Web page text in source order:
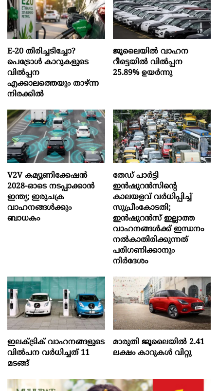
E-20 തിരിച്ചടിച്ചോ?
പെട്രോൾ കാറുകളുടെ
വിൽപ്പന
എക്കാലത്തെയും താഴ്ന്ന
നിരക്കിൽ
ജൂലൈയിൽ വാഹന
റീട്ടെയിൽ വിൽപ്പന
25.89% ഉയർന്നു
V2V കമ്യൂണിക്കേഷൻ
2028-ഓടെ നടപ്പാക്കാൻ
ഇന്ത്യ; ഇരുചക്ര
വാഹനങ്ങൾക്കും
ബാധകം
തേഡ് പാർട്ടി
ഇൻഷുറൻസിന്റെ
കാലയളവ് വർധിപ്പിച്ച്
സുപ്രീംകോടതി;
ഇൻഷുറൻസ് ഇല്ലാത്ത
വാഹനങ്ങൾക്ക് ഇന്ധനം
നൽകാതിരിക്കുന്നത്
പരിഗണിക്കാനും
നിർദേശം
ഇലക്ട്രിക് വാഹനങ്ങളുടെ
വിൽപന വർധിച്ചത് 11
മടങ്ങ്
മാരുതി ജൂലൈയിൽ 2.41
ലക്ഷം കാറുകൾ വിറ്റു